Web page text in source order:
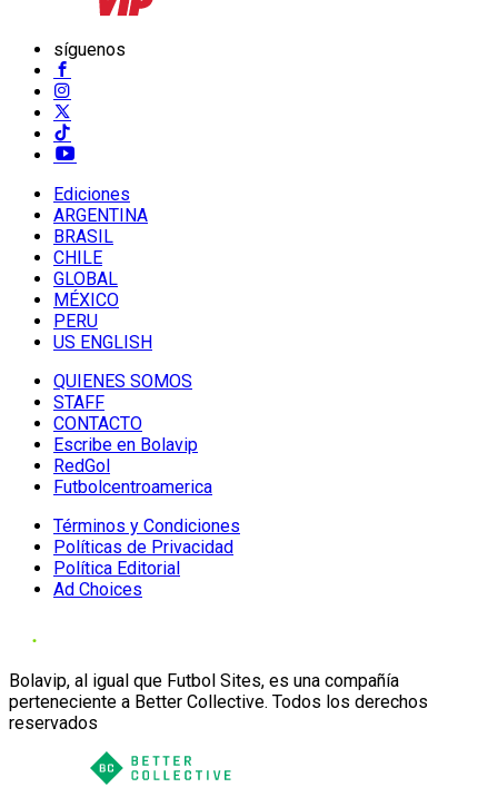
síguenos
Ediciones
ARGENTINA
BRASIL
CHILE
GLOBAL
MÉXICO
PERU
US ENGLISH
QUIENES SOMOS
STAFF
CONTACTO
Escribe en Bolavip
RedGol
Futbolcentroamerica
Términos y Condiciones
Políticas de Privacidad
Política Editorial
Ad Choices
Bolavip, al igual que Futbol Sites, es una compañía
perteneciente a Better Collective. Todos los derechos
reservados